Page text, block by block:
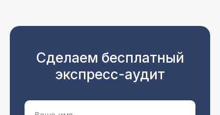
Сделаем бесплатный
экспресс-аудит